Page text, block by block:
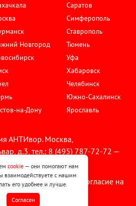
Новгород
на-Дону
Саратов
Симферополь
Ставрополь
Тюмень
Уфа
Хабаровск
Челябинск
Южно-Сахалинск
Ярославль
АНТИвор. Москва,
д.3, тел.: 8 (495) 787-72-72 —
данных
Согласие на
данных
cookie — они помогают нам
взаимодействуете с нашим
его удобнее и лучше.
Cогласен